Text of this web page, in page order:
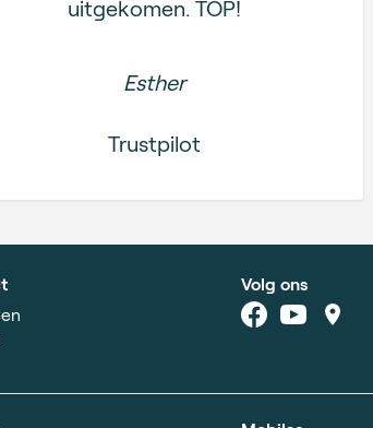
uitgekomen. TOP!
Esther
Trustpilot
Volg ons